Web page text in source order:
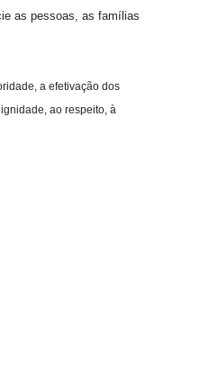
as pessoas, as famílias
a efetivação dos
ao respeito, à